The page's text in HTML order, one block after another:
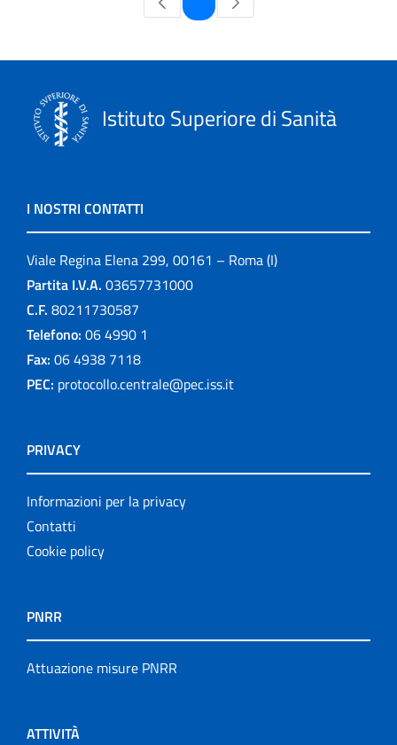
Istituto Superiore di Sanità
I NOSTRI CONTATTI
Viale Regina Elena 299, 00161 – Roma (I)
Partita I.V.A. 03657731000
C.F. 80211730587
Telefono: 06 4990 1
Fax: 06 4938 7118
PEC: protocollo.centrale@pec.iss.it
PRIVACY
Informazioni per la privacy
Contatti
Cookie policy
PNRR
Attuazione misure PNRR
ATTIVITÀ